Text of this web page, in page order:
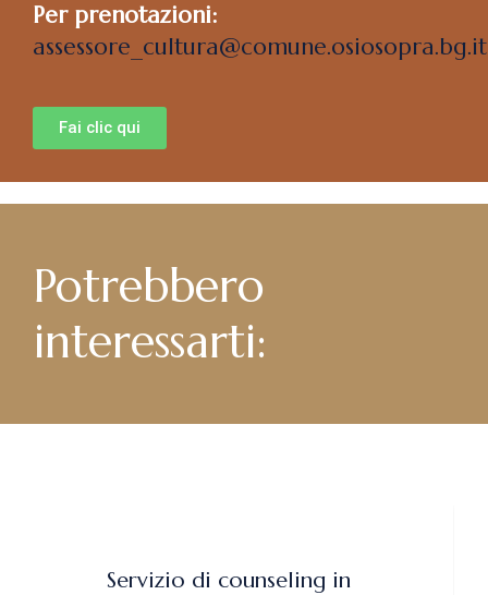
Per prenotazioni:
assessore_cultura@comune.osiosopra.bg.it
Fai clic qui
Potrebbero
interessarti:
Servizio di counseling in